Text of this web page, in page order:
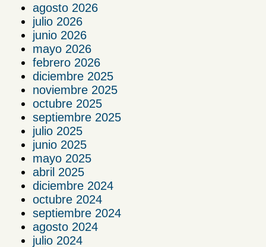
agosto 2026
julio 2026
junio 2026
mayo 2026
febrero 2026
diciembre 2025
noviembre 2025
octubre 2025
septiembre 2025
julio 2025
junio 2025
mayo 2025
abril 2025
diciembre 2024
octubre 2024
septiembre 2024
agosto 2024
julio 2024